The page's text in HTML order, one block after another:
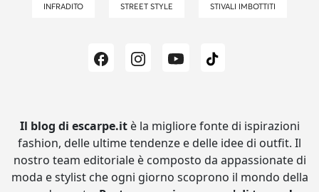
INFRADITO STREET STYLE STIVALI IMBOTTITI
Il blog di escarpe.it è la migliore fonte di ispirazioni
fashion, delle ultime tendenze e delle idee di outfit. Il
nostro team editoriale è composto da appassionate di
moda e stylist che ogni giorno scoprono il mondo della